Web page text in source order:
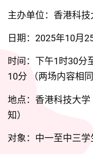
主办单位：香港科
日期：2025年10月
时间：下午1时30分
10分 （两场内容相同
地点：香港科技大
知）
对象：中一至中三学